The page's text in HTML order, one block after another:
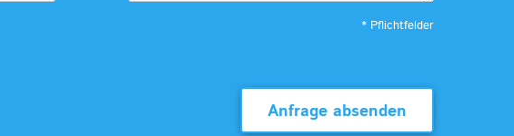
* Pflichtfelder
Anfrage absenden